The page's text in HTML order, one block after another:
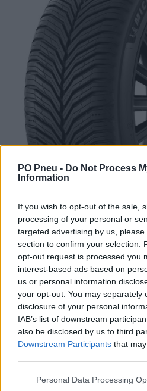
PO Pneu - Do Not Process
Information
If you wish to opt-out of the sale,
processing of your personal or
targeted advertising by us,
section to confirm your selection.
opt-out request is processed you
interest-based ads based on
us or personal information
your opt-out. You may separately
disclosure of your personal
IAB’s list of downstream
also be disclosed by us to third
Downstream Participants that
Personal Data Processing
200,11 € 303,20 €
Tovar je skladom u dodávateľa